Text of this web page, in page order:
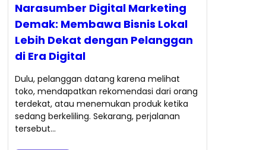
Narasumber Digital Marketing
Demak: Membawa Bisnis Lokal
Lebih Dekat dengan Pelanggan
di Era Digital
Dulu, pelanggan datang karena melihat
toko, mendapatkan rekomendasi dari orang
terdekat, atau menemukan produk ketika
sedang berkeliling. Sekarang, perjalanan
tersebut…